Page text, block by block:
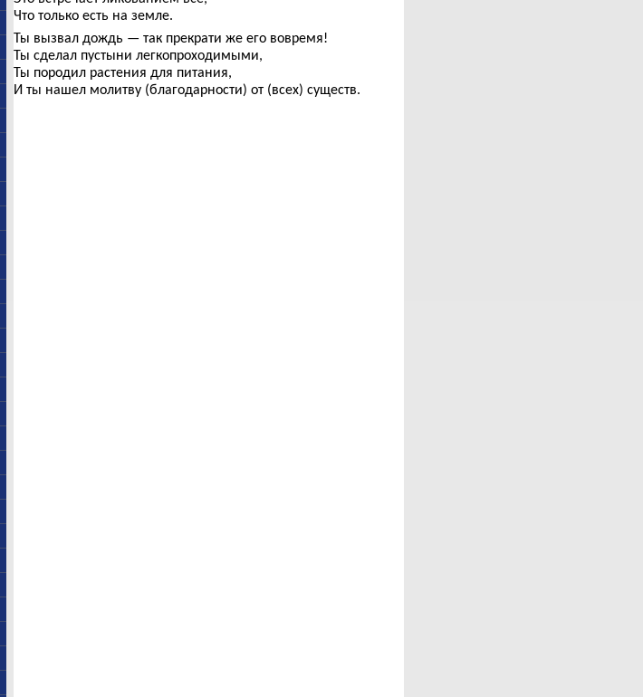
Что только есть на земле.
Ты вызвал дождь — так прекрати же его вовремя!
Ты сделал пустыни легкопроходимыми,
Ты породил растения для питания,
И ты нашел молитву (благодарности) от (всех) существ.